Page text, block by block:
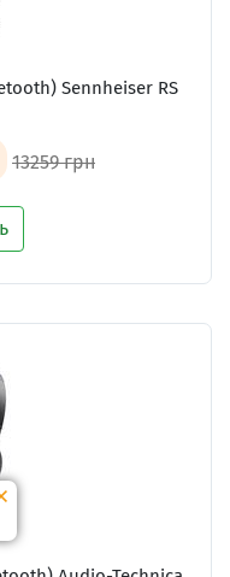
Sennheiser RS
13259 грн